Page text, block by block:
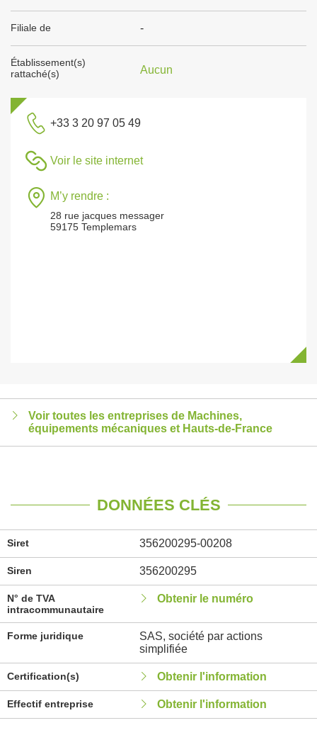
Filiale de -
Établissement(s)
rattaché(s)
Aucun
+33 3 20 97 05 49
Voir le site internet
M’y rendre :
28 rue jacques messager
59175 Templemars
Voir toutes les entreprises de Machines,
équipements mécaniques et Hauts-de-France
DONNÉES CLÉS
Siret 356200295-00208
Siren 356200295
N° de TVA
intracommunautaire
Obtenir le numéro
Forme juridique
SAS, société par actions
simplifiée
Certification(s) Obtenir l'information
Effectif entreprise Obtenir l'information